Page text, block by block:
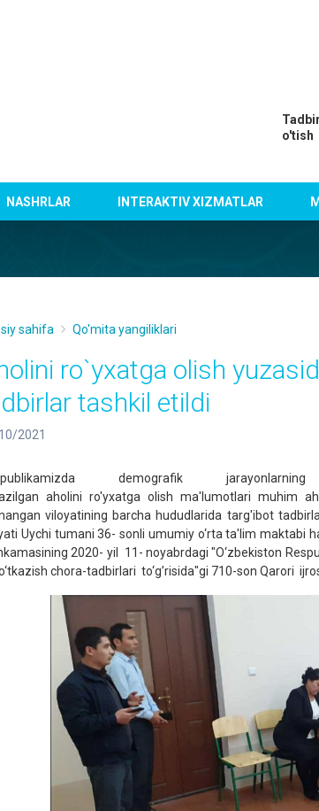
o'tish
NASHRLAR INTERAKTIV XIZMATLAR
sahifa Qo'mita yangiliklari
ro`yxatga olish
tashkil etildi
2021
demografik
aholini ro'yxatga olish ma'lumotlari muhim
viloyatining barcha hududlarida targ'ibot
Uychi tumani 36- sonli umumiy o‘rta ta'lim maktabi
2020- yil 11- noyabrdagi "O‘zbekiston
chora-tadbirlari to‘g’risida"gi 710-son Qarori